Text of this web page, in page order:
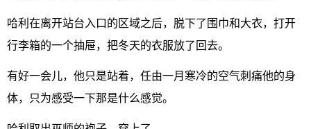
哈利在离开站台入口的区域之后，脱下了围巾和大衣，打开
行李箱的一个抽屉，把冬天的衣服放了回去。
有好一会儿，他只是站着，任由一月寒冷的空气刺痛他的身
体，只为感受一下那是什么感觉。